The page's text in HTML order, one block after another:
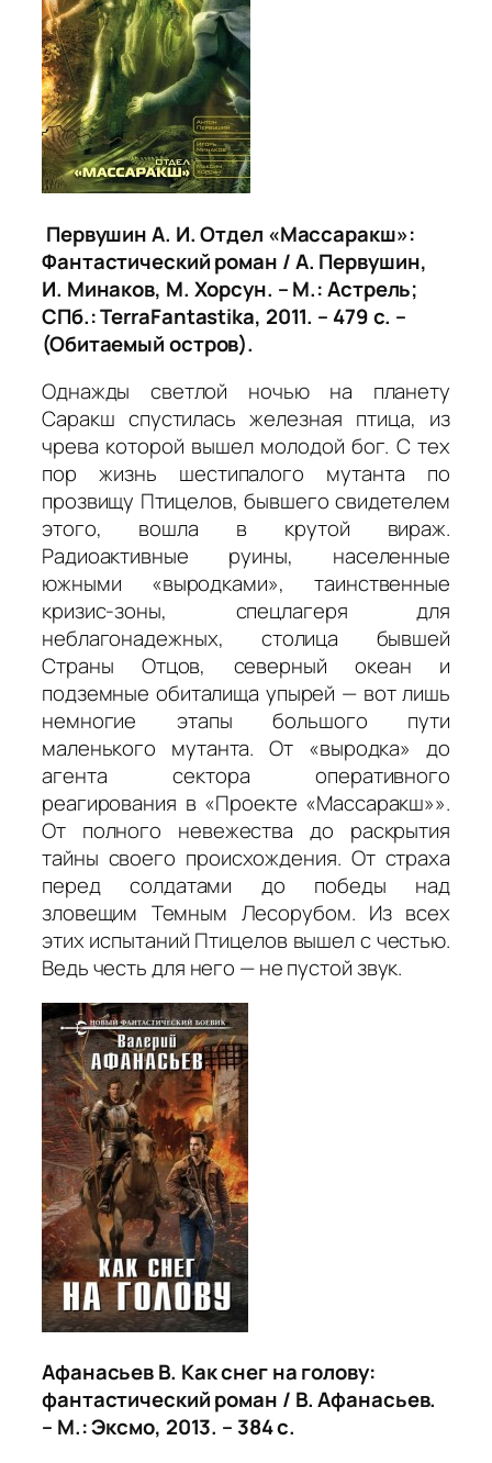
Первушин А. И. Отдел «Массаракш»:
Фантастический роман / А. Первушин,
И. Минаков, М. Хорсун. – М.: Астрель;
СПб.:TerraFantastika, 2011. – 479 с. –
(Обитаемый остров).
Однажды светлой ночью на планету
Саракш спустилась железная птица, из
чрева которой вышел молодой бог. С тех
пор жизнь шестипалого мутанта по
прозвищу Птицелов, бывшего свидетелем
этого, вошла в крутой вираж.
Радиоактивные руины, населенные
южными «выродками», таинственные
кризис-зоны, спецлагеря для
неблагонадежных, столица бывшей
Страны Отцов, северный океан и
подземные обиталища упырей — вот лишь
немногие этапы большого пути
маленького мутанта. От «выродка» до
агента сектора оперативного
реагирования в «Проекте «Массаракш»».
От полного невежества до раскрытия
тайны своего происхождения. От страха
перед солдатами до победы над
зловещим Темным Лесорубом. Из всех
этих испытаний Птицелов вышел с честью.
Ведь честь для него — не пустой звук.
Афанасьев В. Как снег на голову:
фантастический роман / В. Афанасьев.
– М.: Эксмо, 2013. – 384 с.